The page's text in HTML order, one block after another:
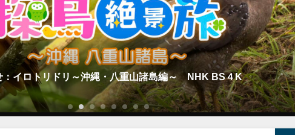
：イロトリドリ～沖縄・八重山諸島編～ NHK BS４K